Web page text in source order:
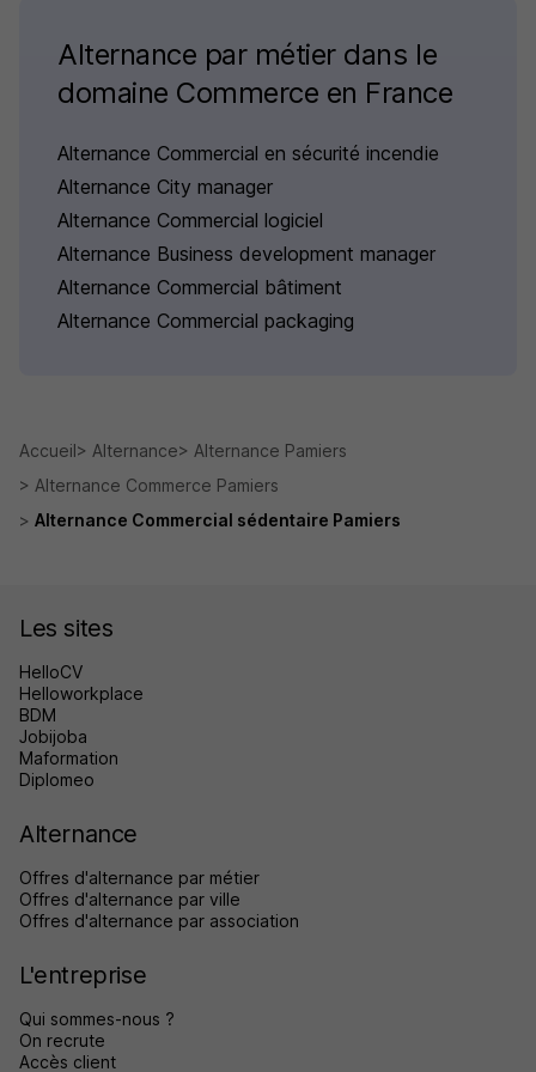
Alternance par métier dans le
domaine Commerce en France
Alternance Commercial en sécurité incendie
Alternance City manager
Alternance Commercial logiciel
Alternance Business development manager
Alternance Commercial bâtiment
Alternance Commercial packaging
Accueil Alternance
Alternance Pamiers
Alternance Commerce Pamiers
Alternance Commercial sédentaire Pamiers
Les sites
HelloCV
Helloworkplace
BDM
Jobijoba
Maformation
Diplomeo
Alternance
Offres d'alternance par métier
Offres d'alternance par ville
Offres d'alternance par association
L'entreprise
Qui sommes-nous ?
On recrute
Accès client